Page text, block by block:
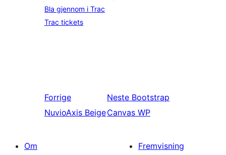
Bla gjennom i Trac
Trac tickets
Forrige
NuvioAxis Beige
Neste Bootstrap
Canvas WP
Om
Fremvisning